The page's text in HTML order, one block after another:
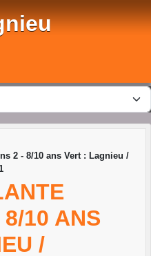
2 - 8/10 ans Vert : Lagnieu /
10 ANS
/